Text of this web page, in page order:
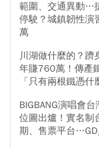
範圍、交通異動…
停駛？城鎮韌性演
萬
川湖做什麼的？躋
年賺760萬！傳產
「只有兩根鐵憑什
BIGBANG演唱會
位圖出爐！實名制
期、售票平台